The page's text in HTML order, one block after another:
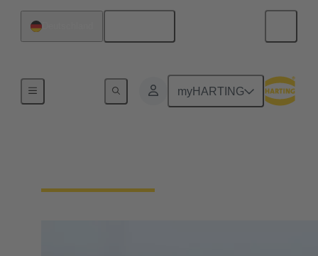
myHARTING